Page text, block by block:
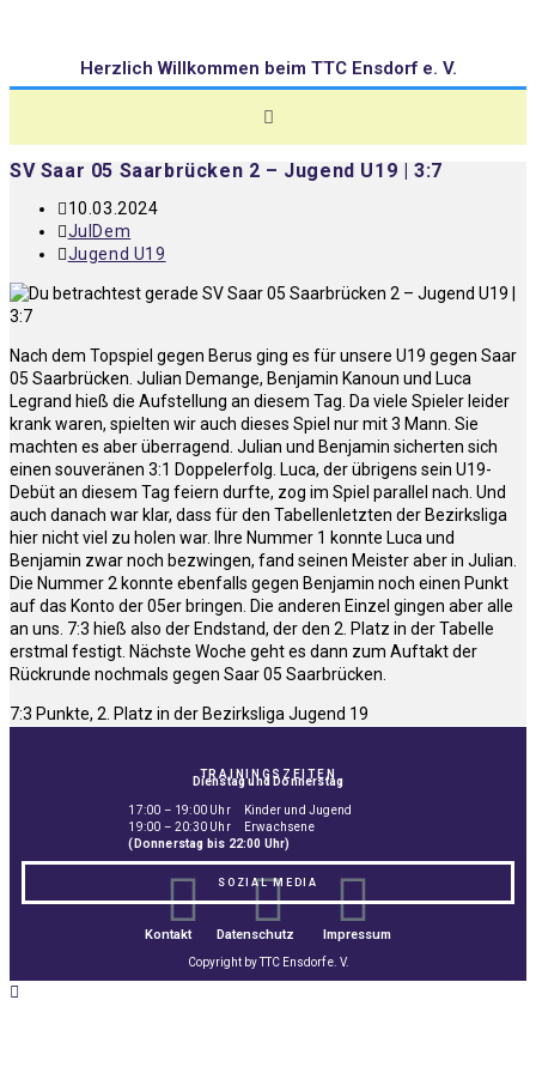
Herzlich Willkommen beim TTC Ensdorf e. V.
SV Saar 05 Saarbrücken 2 – Jugend U19 | 3:7
10.03.2024
JulDem
Jugend U19
Nach dem Topspiel gegen Berus ging es für unsere U19 gegen Saar
05 Saarbrücken. Julian Demange, Benjamin Kanoun und Luca
Legrand hieß die Aufstellung an diesem Tag. Da viele Spieler leider
krank waren, spielten wir auch dieses Spiel nur mit 3 Mann. Sie
machten es aber überragend. Julian und Benjamin sicherten sich
einen souveränen 3:1 Doppelerfolg. Luca, der übrigens sein U19-
Debüt an diesem Tag feiern durfte, zog im Spiel parallel nach. Und
auch danach war klar, dass für den Tabellenletzten der Bezirksliga
hier nicht viel zu holen war. Ihre Nummer 1 konnte Luca und
Benjamin zwar noch bezwingen, fand seinen Meister aber in Julian.
Die Nummer 2 konnte ebenfalls gegen Benjamin noch einen Punkt
auf das Konto der 05er bringen. Die anderen Einzel gingen aber alle
an uns. 7:3 hieß also der Endstand, der den 2. Platz in der Tabelle
erstmal festigt. Nächste Woche geht es dann zum Auftakt der
Rückrunde nochmals gegen Saar 05 Saarbrücken.
7:3 Punkte, 2. Platz in der Bezirksliga Jugend 19
TRAININGSZEITEN
Dienstag und Donnerstag
17:00 – 19:00 Uhr Kinder und Jugend
19:00 – 20:30 Uhr Erwachsene
(Donnerstag bis 22:00 Uhr)
SOZIAL MEDIA
Kontakt Datenschutz Impressum
Copyright by TTC Ensdorf e. V.